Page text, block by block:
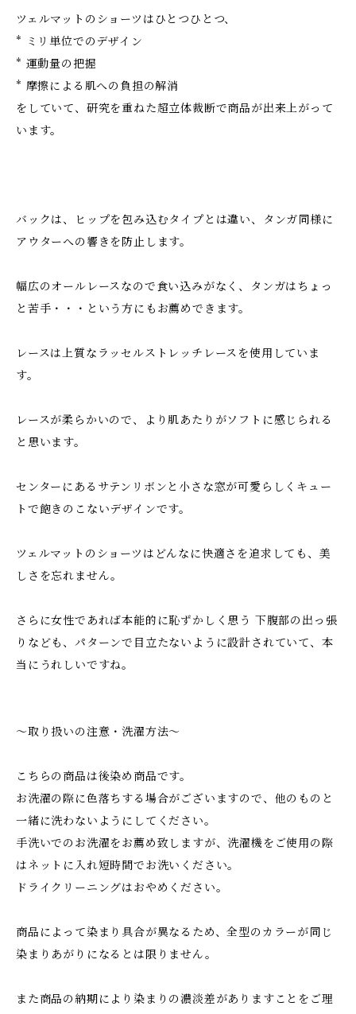
ツェルマットのショーツはひとつひとつ、
* ミリ単位でのデザイン
* 運動量の把握
* 摩擦による肌への負担の解消
をしていて、研究を重ねた超立体裁断で商品が出来上がって
います。
バックは、ヒップを包み込むタイプとは違い、タンガ同様に
アウターへの響きを防止します。
幅広のオールレースなので食い込みがなく、タンガはちょっ
と苦手・・・という方にもお薦めできます。
レースは上質なラッセルストレッチレースを使用していま
す。
レースが柔らかいので、より肌あたりがソフトに感じられる
と思います。
センターにあるサテンリボンと小さな窓が可愛らしくキュー
トで飽きのこないデザインです。
ツェルマットのショーツはどんなに快適さを追求しても、美
しさを忘れません。
さらに女性であれば本能的に恥ずかしく思う 下腹部の出っ張
りなども、パターンで目立たないように設計されていて、本
当にうれしいですね。
～取り扱いの注意・洗濯方法～
こちらの商品は後染め商品です。
お洗濯の際に色落ちする場合がございますので、他のものと
一緒に洗わないようにしてください。
手洗いでのお洗濯をお薦め致しますが、洗濯機をご使用の際
はネットに入れ短時間でお洗いください。
ドライクリーニングはおやめください。
商品によって染まり具合が異なるため、全型のカラーが同じ
染まりあがりになるとは限りません。
また商品の納期により染まりの濃淡差がありますことをご理